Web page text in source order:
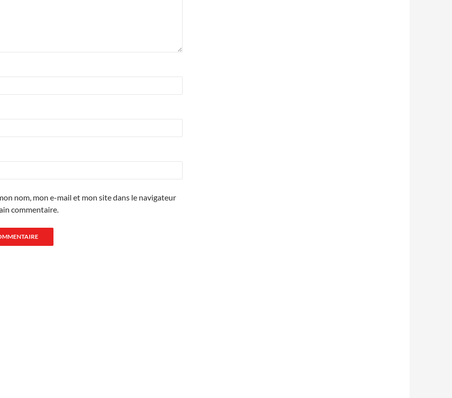
nom, mon e-mail et mon site dans le navigateur
commentaire.